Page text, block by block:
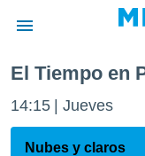
de
por
El Tiempo en
14:15 Jueves
Nubes y claros